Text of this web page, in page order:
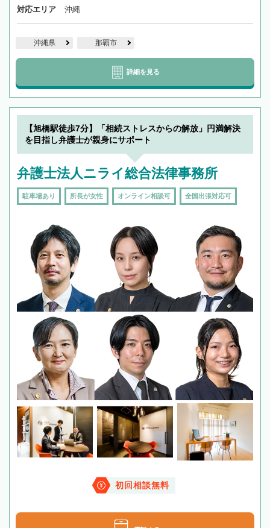
対応エリア 沖縄
沖縄県 那覇市
詳細を見る
【旭橋駅徒歩7分】「相続ストレスからの解放」円満解決
を目指し弁護士が親身にサポート
弁護士法人ニライ総合法律事務所
駐車場あり 所長が女性 オンライン相談可 全国出張対応可
初回相談無料